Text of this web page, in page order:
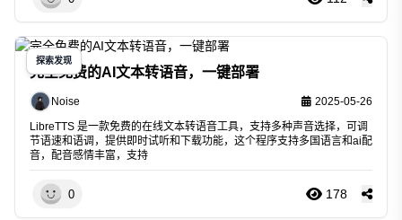
探索发现
完全免费的AI文本转语音，一键部署
Noise
2025-05-26
LibreTTS 是一款免费的在线文本转语音工具，支持多种声音选择，可调
节语速和语调，提供即时试听和下载功能，这个程序支持多国语言和ai配
音，配音感情丰富，支持
0 178